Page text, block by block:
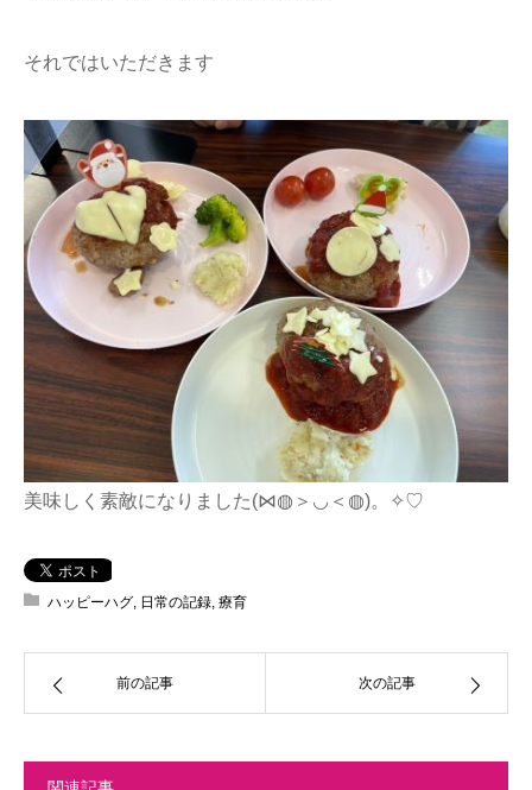
それではいただきます
美味しく素敵になりました(⋈◍＞◡＜◍)。✧♡
ハッピーハグ, 日常の記録, 療育
前の記事 次の記事